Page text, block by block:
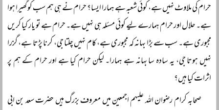
حرام کی ملاوٹ نہیں ہے، کوئی شعبہ ہے ہمارا ایسا؟ حرام نے ہی ہم سب کو گھیرا ہوا
ہے۔ حلال اور حرام ہمارے لیے کوئی مسئلہ ہی نہیں ہے۔ حرام ہے تو یار کیا کریں
مجبوری ہے۔ سب سے بڑا بہانہ کہ مجبوری ہے، کام نہیں چلتا جی، کرنا پڑتا ہے، گزرا
نہیں ہوتا جی، یہ سادہ سا بہانہ ہے ہمارا۔ لیکن حرام کیا ہے اور حرام کے ہم پر
اثرات کیا ہیں؟
صحابہ کرام رضوان اللہ علیہم اجمعین میں معروف بزرگ ہیں حضرت سعد بن ابی